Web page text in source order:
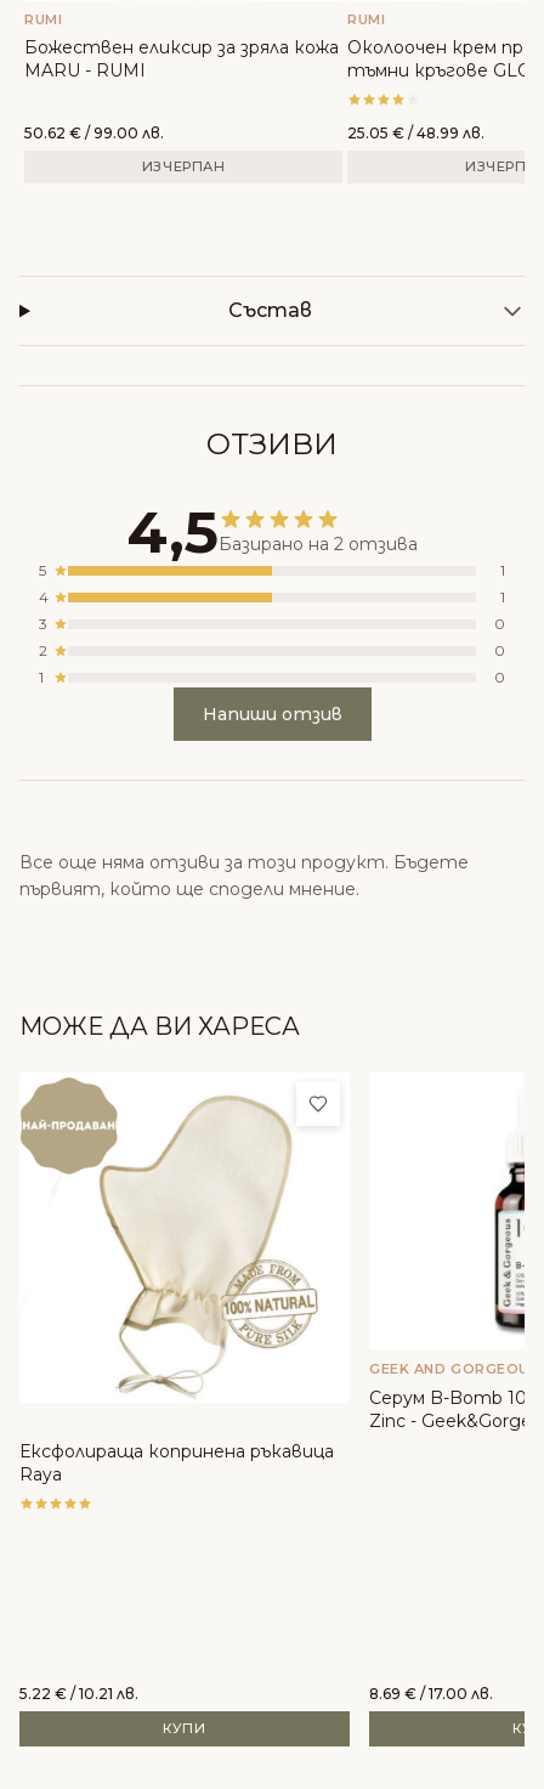
RUMI
Божествен еликсир за зряла кожа
MARU - RUMI
50.62 € / 99.00 лв.
ИЗЧЕРПАН
RUMI
Околоочен крем
тъмни кръгове
25.05€ / 48.99 лв.
Състав
ОТЗИВИ
4,5Базирано на 2 отзива
5
1
4
1
3
0
2
0
1
0
Напиши отзив
Все още няма отзиви за този продукт. Бъдете
първият, който ще сподели мнение.
МОЖЕ ДА ВИ ХАРЕСА
Добави в любими
Ексфолираща копринена ръкавица
Raya
5.22 € / 10.21 лв.
КУПИ
GEEK AND GORGEOUS
Серум B-Bomb
Zinc -
8.69 € / 17.00 лв.